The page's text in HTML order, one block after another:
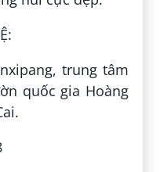
trung tâm
quốc gia Hoàng